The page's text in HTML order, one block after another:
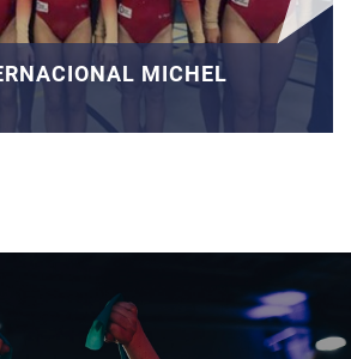
MICHEL